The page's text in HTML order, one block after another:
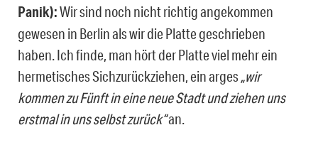
Panik):Wir sind noch nicht richtig angekommen
gewesen in Berlin als wir die Platte geschrieben
haben. Ich finde, man hört der Platte viel mehr ein
hermetisches Sichzurückziehen, ein arges„wir
kommen zu Fünft in eine neue Stadt und ziehen uns
erstmal in uns selbst zurück“an.